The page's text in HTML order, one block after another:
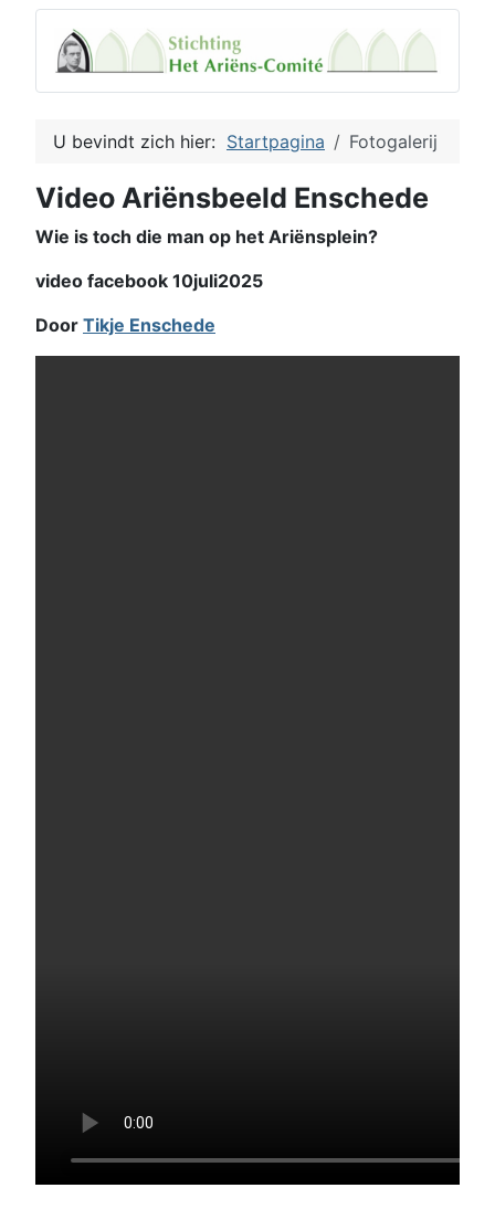
U bevindt zich hier: Startpagina Fotogalerij
Video Ariënsbeeld Enschede
Wie is toch die man op het Ariënsplein?
video facebook 10juli2025
Door Tikje Enschede